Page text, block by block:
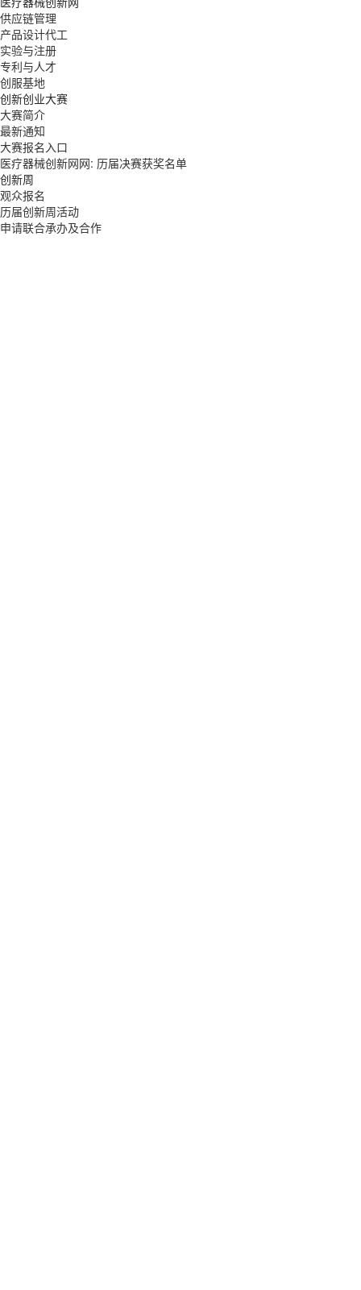
供应链管理
产品设计代工
实验与注册
专利与人才
创服基地
创新创业大赛
大赛简介
最新通知
大赛报名入口
医疗器械创新网网: 历届决赛获奖名单
创新周
观众报名
历届创新周活动
申请联合承办及合作